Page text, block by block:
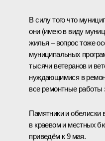
В силу того что
они (имею в виду
жилья – вопрос тоже
муниципальных
тысячи ветеранов и
нуждающимися в
все ремонтные работы
Памятники и обелиски
в краевом и местных
приведём к 9 мая.